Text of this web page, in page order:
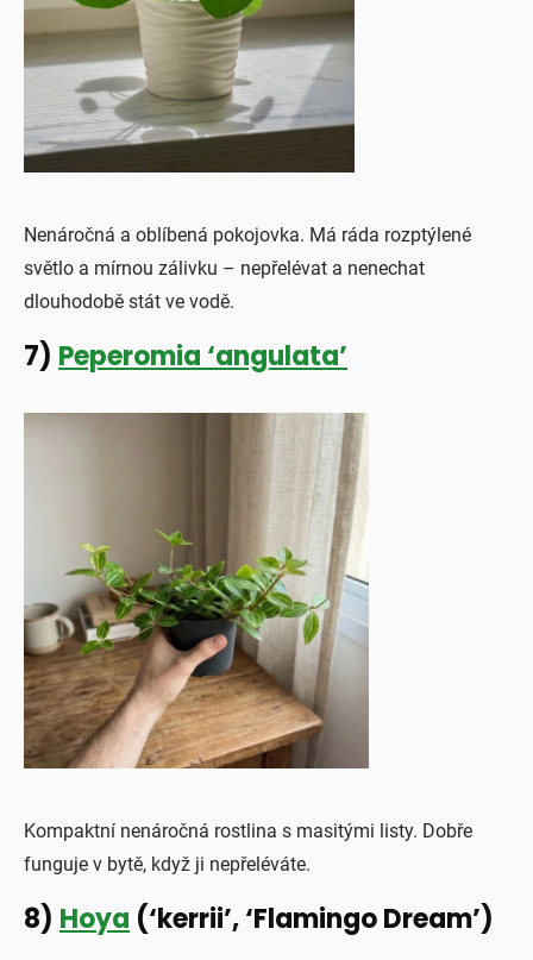
Nenáročná a oblíbená pokojovka. Má ráda rozptýlené
světlo a mírnou zálivku – nepřelévat a nenechat
dlouhodobě stát ve vodě.
7) Peperomia ‘angulata’
Kompaktní nenáročná rostlina s masitými listy. Dobře
funguje v bytě, když ji nepřeléváte.
8) Hoya (‘kerrii’, ‘Flamingo Dream’)